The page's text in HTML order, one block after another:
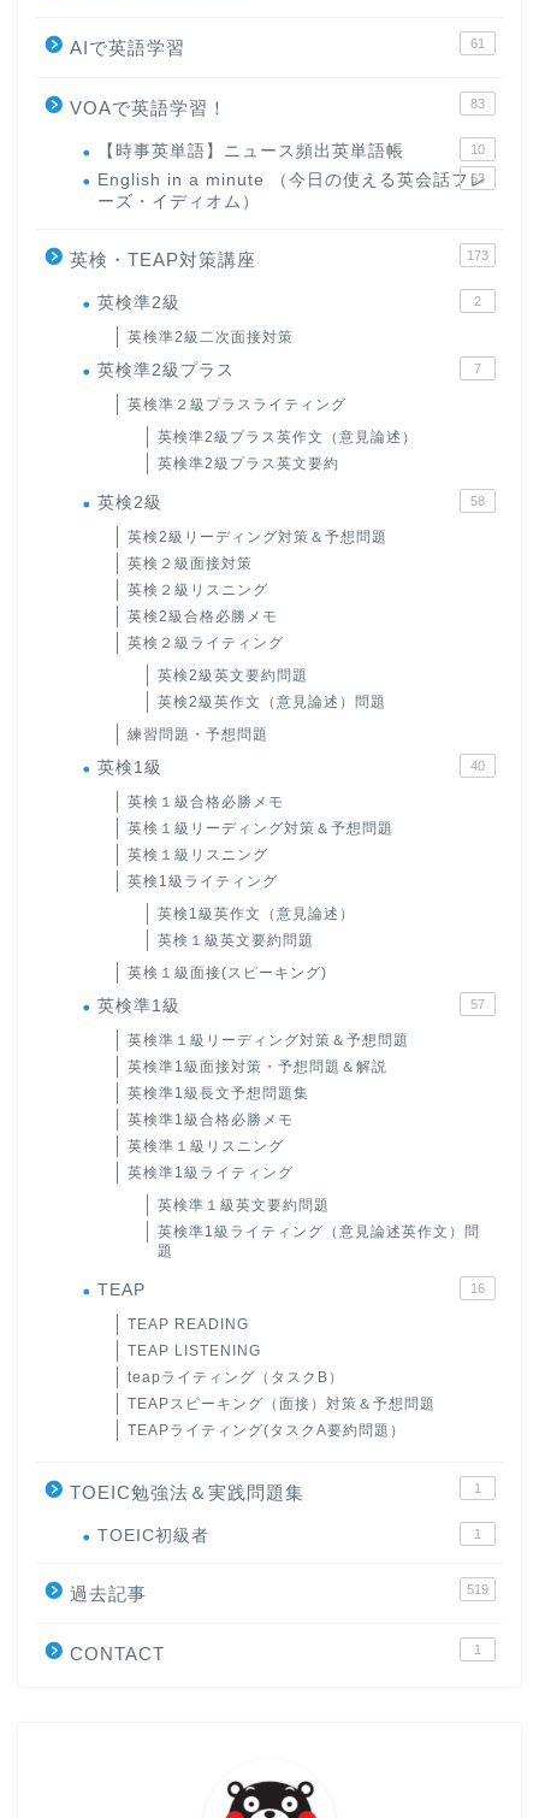
AIで英語学習 61
VOAで英語学習！ 83
【時事英単語】ニュース頻出英単語帳 10
English in a minute （今日の使える英会話フレ
ーズ・イディオム）
63
英検・TEAP対策講座 173
英検準2級 2
英検準2級二次面接対策
英検準2級プラス 7
英検準２級プラスライティング
英検準2級プラス英作文（意見論述）
英検準2級プラス英文要約
英検2級 58
英検2級リーディング対策＆予想問題
英検２級面接対策
英検２級リスニング
英検2級合格必勝メモ
英検２級ライティング
英検2級英文要約問題
英検2級英作文（意見論述）問題
練習問題・予想問題
英検1級 40
英検１級合格必勝メモ
英検１級リーディング対策＆予想問題
英検１級リスニング
英検1級ライティング
英検1級英作文（意見論述）
英検１級英文要約問題
英検１級面接(スピーキング)
英検準1級 57
英検準１級リーディング対策＆予想問題
英検準1級面接対策・予想問題＆解説
英検準1級長文予想問題集
英検準1級合格必勝メモ
英検準１級リスニング
英検準1級ライティング
英検準１級英文要約問題
英検準1級ライティング（意見論述英作文）問
題
TEAP 16
TEAP READING
TEAP LISTENING
teapライティング（タスクB）
TEAPスピーキング（面接）対策＆予想問題
TEAPライティング(タスクA要約問題）
TOEIC勉強法＆実践問題集 1
TOEIC初級者 1
過去記事 519
CONTACT 1
大学入試英語対策講座